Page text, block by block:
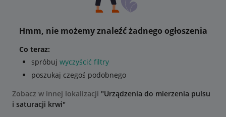
Hmm, nie możemy znaleźć żadnego ogłoszenia
Co teraz:
spróbuj wyczyścić filtry
poszukaj czegoś podobnego
Zobacz w innej lokalizacji "Urządzenia do mierzenia pulsu
i saturacji krwi"